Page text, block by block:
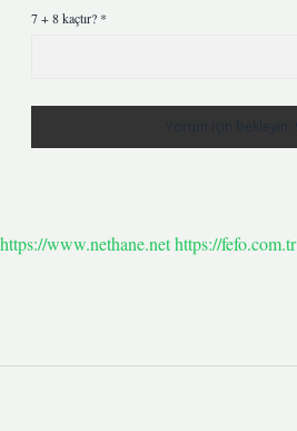
7 + 8 kaçtır? *
https://www.nethane.nethttps://fefo.com.tr